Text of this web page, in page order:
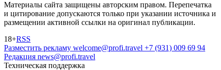
Материалы сайта защищены авторским правом. Перепечатка
и цитирование допускаются только при указании источника и
размещении активной ссылки на оригинал публикации.
18+RSS
Разместить рекламу welcome@profi.travel +7 (931) 009 69 94
Редакция news@profi.travel
Техническая поддержка